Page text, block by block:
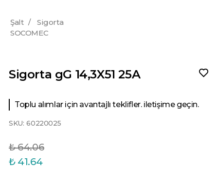
Şalt /
Sigorta
SOCOMEC
Sigorta gG 14,3X51 25A
Toplu alımlar için avantajlı teklifler. iletişime geçin.
SKU: 60220025
₺ 64.06
₺ 41.64